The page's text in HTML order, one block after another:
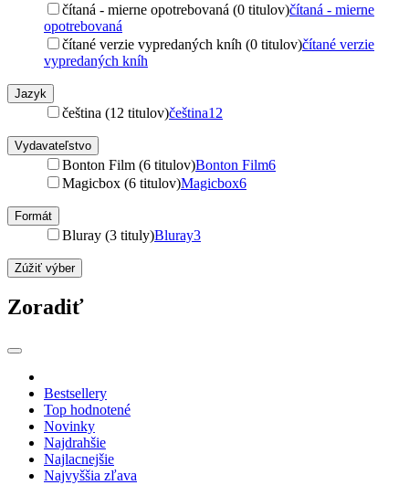
čítaná - mierne opotrebovaná (0 titulov)čítaná - mierne
opotrebovaná
čítané verzie vypredaných kníh (0 titulov)čítané verzie
vypredaných kníh
Jazyk
čeština (12 titulov)čeština12
Vydavateľstvo
Bonton Film (6 titulov)Bonton Film6
Magicbox (6 titulov)Magicbox6
Formát
Bluray (3 tituly)Bluray3
Zúžiť výber
Zoradiť
Bestsellery
Top hodnotené
Novinky
Najdrahšie
Najlacnejšie
Najvyššia zľava